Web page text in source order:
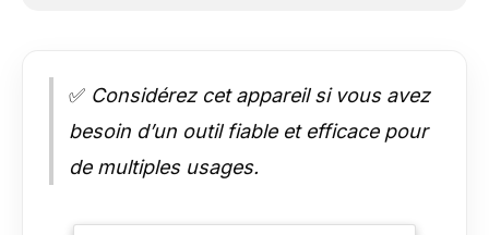
✅ Considérez cet appareil si vous avez
besoin d’un outil fiable et efficace pour
de multiples usages.